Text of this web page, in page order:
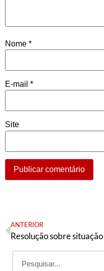
Nome *
E-mail *
Site
ANTERIOR